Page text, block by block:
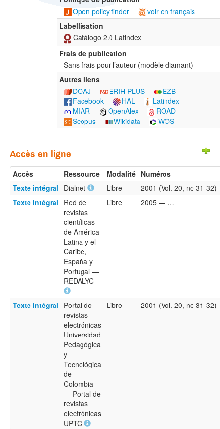
Open policy finder
voir en français
Labellisation
Catálogo 2.0 Latindex
Frais de publication
Sans frais pour l’auteur (modèle diamant)
Autres liens
DOAJ
ERIH PLUS
EZB
Facebook
HAL
Latindex
MIAR
OpenAlex
ROAD
Scopus
Wikidata WOS
Accès en ligne
Accès Ressource Modalité Numéros
Texte intégral
Dialnet Libre
2001 (Vol. 20, no 31-
Texte intégral
Red de
revistas
científicas
de América
Latina y el
Caribe,
España y
Portugal —
REDALYC
Libre 2005 — …
Texte intégral
Portal de
revistas
electrónicas
Universidad
Pedagógica
y
Tecnológica
de
Colombia
— Portal de
revistas
electrónicas
UPTC
Libre 2001 (Vol. 20, no 31-